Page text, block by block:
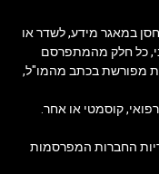
במאגר מידע, לשדר או
כל חלק מהמתפרסם
מפורשת בכתב מהמו"ל,
קוסמטי או אחר.
החברות המפרסמות